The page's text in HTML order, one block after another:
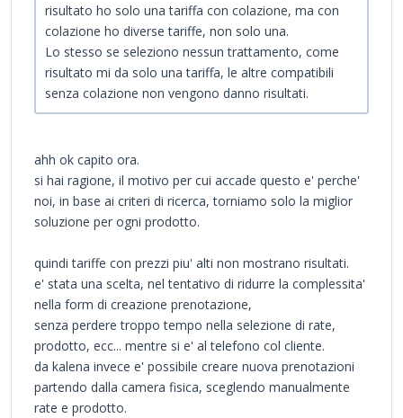
risultato ho solo una tariffa con colazione, ma con
colazione ho diverse tariffe, non solo una.
Lo stesso se seleziono nessun trattamento, come
risultato mi da solo una tariffa, le altre compatibili
senza colazione non vengono danno risultati.
ahh ok capito ora.
si hai ragione, il motivo per cui accade questo e' perche'
noi, in base ai criteri di ricerca, torniamo solo la miglior
soluzione per ogni prodotto.
quindi tariffe con prezzi piu' alti non mostrano risultati.
e' stata una scelta, nel tentativo di ridurre la complessita'
nella form di creazione prenotazione,
senza perdere troppo tempo nella selezione di rate,
prodotto, ecc... mentre si e' al telefono col cliente.
da kalena invece e' possibile creare nuova prenotazioni
partendo dalla camera fisica, sceglendo manualmente
rate e prodotto.